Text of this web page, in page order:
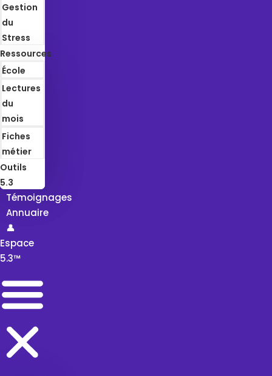
Gestion
du
Stress
Ressources
École
Lectures
du
mois
Fiches
métier
Outils
5.3
Témoignages
Annuaire
👤
Espace
5.3™